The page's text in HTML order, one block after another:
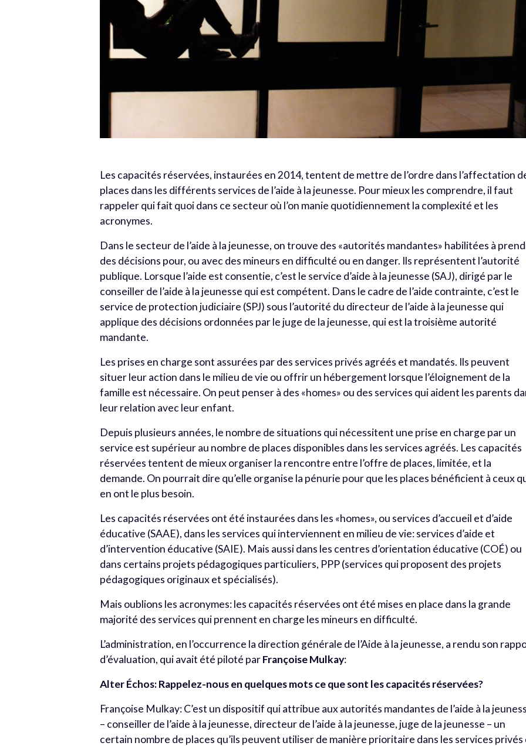
Les capacités réservées, instaurées en 2014, tentent de mettre de l’ordre dans l’affectation
places dans les différents services de l’aide à la jeunesse. Pour mieux les comprendre, il faut
rappeler qui fait quoi dans ce secteur où l’on manie quotidiennement la complexité et les
acronymes.
Dans le secteur de l’aide à la jeunesse, on trouve des «autorités mandantes» habilitées à
des décisions pour, ou avec des mineurs en difficulté ou en danger. Ils représentent l’autorité
publique. Lorsque l’aide est consentie, c’est le service d’aide à la jeunesse (SAJ), dirigé par le
conseiller de l’aide à la jeunesse qui est compétent. Dans le cadre de l’aide contrainte, c’est le
service de protection judiciaire (SPJ) sous l’autorité du directeur de l’aide à la jeunesse qui
applique des décisions ordonnées par le juge de la jeunesse, qui est la troisième autorité
mandante.
Les prises en charge sont assurées par des services privés agréés et mandatés. Ils peuvent
situer leur action dans le milieu de vie ou offrir un hébergement lorsque l’éloignement de la
famille est nécessaire. On peut penser à des «homes» ou des services qui aident les parents
leur relation avec leur enfant.
Depuis plusieurs années, le nombre de situations qui nécessitent une prise en charge par un
service est supérieur au nombre de places disponibles dans les services agréés. Les capacités
réservées tentent de mieux organiser la rencontre entre l’offre de places, limitée, et la
demande. On pourrait dire qu’elle organise la pénurie pour que les places bénéficient à ceux
en ont le plus besoin.
Les capacités réservées ont été instaurées dans les «homes», ou services d’accueil et d’aide
éducative (SAAE), dans les services qui interviennent en milieu de vie: services d’aide et
d’intervention éducative (SAIE). Mais aussi dans les centres d’orientation éducative (COÉ) ou
dans certains projets pédagogiques particuliers, PPP (services qui proposent des projets
pédagogiques originaux et spécialisés).
Mais oublions les acronymes: les capacités réservées ont été mises en place dans la grande
majorité des services qui prennent en charge les mineurs en difficulté.
L’administration, en l’occurrence la direction générale de l’Aide à la jeunesse, a rendu son
d’évaluation, qui avait été piloté parFrançoise Mulkay:
Alter Échos: Rappelez-nous en quelques mots ce que sont les capacités réservées?
Françoise Mulkay: C’est un dispositif qui attribue aux autorités mandantes de l’aide à la
– conseiller de l’aide à la jeunesse, directeur de l’aide à la jeunesse, juge de la jeunesse – un
certain nombre de places qu’ils peuvent utiliser de manière prioritaire dans les services privés